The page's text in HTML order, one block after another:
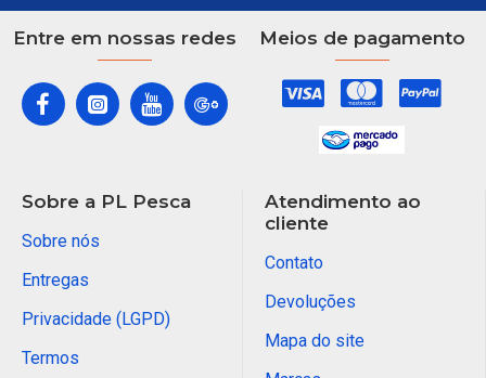
Entre em nossas redes Meios de pagamento
Sobre a PL Pesca
Sobre nós
Entregas
Privacidade (LGPD)
Termos
Atendimento ao
cliente
Contato
Devoluções
Mapa do site